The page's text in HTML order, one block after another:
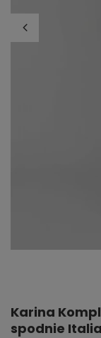
Karina
spodnie